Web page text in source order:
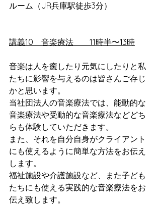
ルーム（JR兵庫駅徒歩3分）
講義10　音楽療法　　11時半〜13時
音楽は人を癒したり元気にしたりと私
たちに影響を与えるのは皆さんご存じ
かと思います。
当社団法人の音楽療法では、能動的な
音楽療法や受動的な音楽療法などどち
らも体験していただきます。
また、それを自分自身がクライアント
にも使えるように簡単な方法をお伝え
します。
福祉施設や介護施設など、また子ども
たちにも使える実践的な音楽療法をお
伝え致します。